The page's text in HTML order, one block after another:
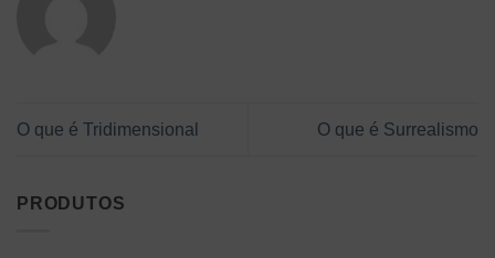
O que é Tridimensional O que é Surrealismo
PRODUTOS